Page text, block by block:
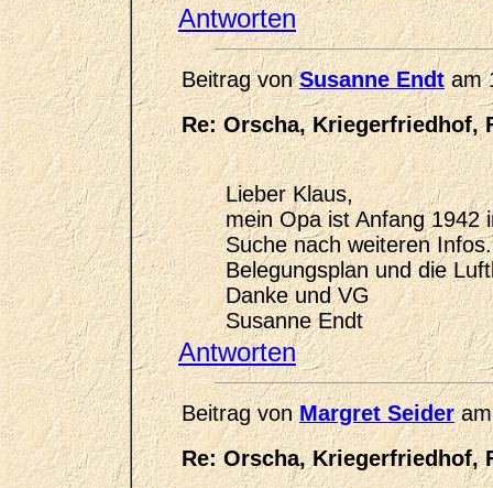
Antworten
Beitrag vonSusanne Endtam
Re: Orscha, Kriegerfriedhof,
Lieber Klaus,
mein Opa ist Anfang 1942
Suche nach weiteren
Belegungsplan und die
Danke und VG
Susanne Endt
Antworten
Beitrag vonMargret Seideram
Re: Orscha, Kriegerfriedhof,